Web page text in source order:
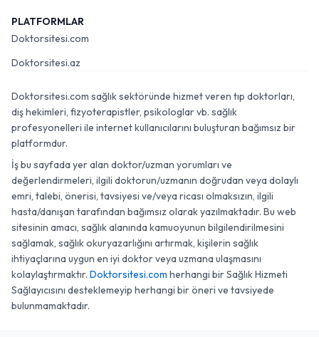
PLATFORMLAR
Doktorsitesi.com
Doktorsitesi.az
Doktorsitesi.com sağlık sektöründe hizmet veren tıp doktorları,
diş hekimleri, fizyoterapistler, psikologlar vb. sağlık
profesyonelleri ile internet kullanıcılarını buluşturan bağımsız bir
platformdur.
İş bu sayfada yer alan doktor/uzman yorumları ve
değerlendirmeleri, ilgili doktorun/uzmanın doğrudan veya dolaylı
emri, talebi, önerisi, tavsiyesi ve/veya ricası olmaksızın, ilgili
hasta/danışan tarafından bağımsız olarak yazılmaktadır. Bu web
sitesinin amacı, sağlık alanında kamuoyunun bilgilendirilmesini
sağlamak, sağlık okuryazarlığını artırmak, kişilerin sağlık
ihtiyaçlarına uygun en iyi doktor veya uzmana ulaşmasını
kolaylaştırmaktır. Doktorsitesi.com herhangi bir Sağlık Hizmeti
Sağlayıcısını desteklemeyip herhangi bir öneri ve tavsiyede
bulunmamaktadır.